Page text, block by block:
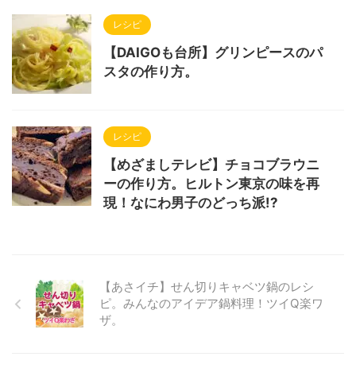
レシピ
【DAIGOも台所】グリンピースのパ
スタの作り方。
レシピ
【めざましテレビ】チョコブラウニ
ーの作り方。ヒルトン東京の味を再
現！なにわ男子のどっち派!?
【あさイチ】せん切りキャベツ鍋のレシ
ピ。みんなのアイデア鍋料理！ツイQ楽ワ
ザ。